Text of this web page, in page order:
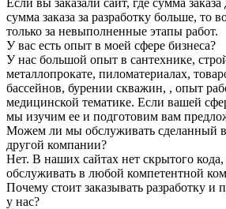
сумма заказа за разработку больше, то
только за невыполненные этапы работ.
У вас есть опыт в моей сфере бизнеса?
У нас большой опыт в сантехнике,
металлопрокате, пиломатериалах,
бассейнов, бурении скважин, , опыт
медицинской тематике. Если вашей
мы изучим ее и подготовим вам
Можем ли мы обслуживать сделанный
другой компании?
Нет. В наших сайтах нет скрытого
обслуживать в любой компетентной
Почему стоит заказывать разработку и
у нас?